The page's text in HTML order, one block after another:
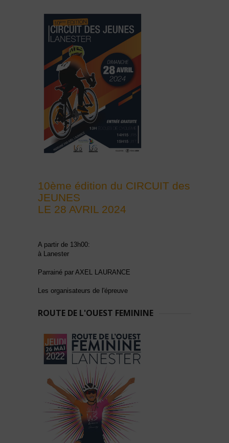
10ème édition du CIRCUIT des
JEUNES
LE 28 AVRIL 2024
A partir de 13h00:
à Lanester
Parrainé par AXEL LAURANCE
Les organisateurs de l'épreuve
ROUTE DE L'OUEST FEMININE